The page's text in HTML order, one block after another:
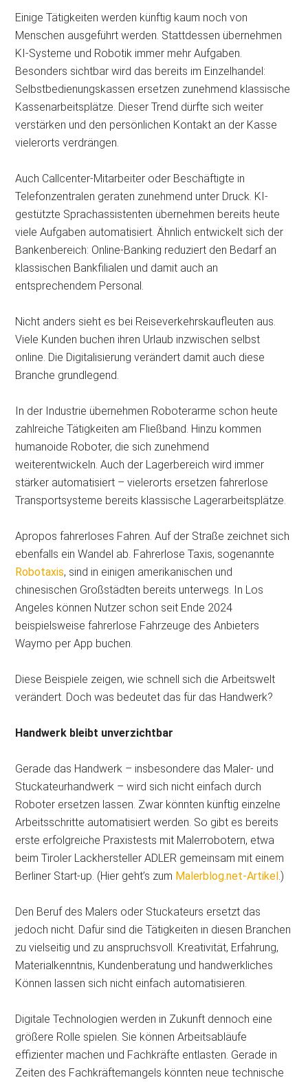
Einige Tätigkeiten werden künftig kaum noch von
Menschen ausgeführt werden. Stattdessen übernehmen
KI-Systeme und Robotik immer mehr Aufgaben.
Besonders sichtbar wird das bereits im Einzelhandel:
Selbstbedienungskassen ersetzen zunehmend klassische
Kassenarbeitsplätze. Dieser Trend dürfte sich weiter
verstärken und den persönlichen Kontakt an der Kasse
vielerorts verdrängen.
Auch Callcenter-Mitarbeiter oder Beschäftigte in
Telefonzentralen geraten zunehmend unter Druck. KI-
gestützte Sprachassistenten übernehmen bereits heute
viele Aufgaben automatisiert. Ähnlich entwickelt sich der
Bankenbereich: Online-Banking reduziert den Bedarf an
klassischen Bankfilialen und damit auch an
entsprechendem Personal.
Nicht anders sieht es bei Reiseverkehrskaufleuten aus.
Viele Kunden buchen ihren Urlaub inzwischen selbst
online. Die Digitalisierung verändert damit auch diese
Branche grundlegend.
In der Industrie übernehmen Roboterarme schon heute
zahlreiche Tätigkeiten am Fließband. Hinzu kommen
humanoide Roboter, die sich zunehmend
weiterentwickeln. Auch der Lagerbereich wird immer
stärker automatisiert – vielerorts ersetzen fahrerlose
Transportsysteme bereits klassische Lagerarbeitsplätze.
Apropos fahrerloses Fahren. Auf der Straße zeichnet sich
ebenfalls ein Wandel ab. Fahrerlose Taxis, sogenannte
Robotaxis, sind in einigen amerikanischen und
chinesischen Großstädten bereits unterwegs. In Los
Angeles können Nutzer schon seit Ende 2024
beispielsweise fahrerlose Fahrzeuge des Anbieters
Waymo per App buchen.
Diese Beispiele zeigen, wie schnell sich die Arbeitswelt
verändert. Doch was bedeutet das für das Handwerk?
Handwerk bleibt unverzichtbar
Gerade das Handwerk – insbesondere das Maler- und
Stuckateurhandwerk – wird sich nicht einfach durch
Roboter ersetzen lassen. Zwar könnten künftig einzelne
Arbeitsschritte automatisiert werden. So gibt es bereits
erste erfolgreiche Praxistests mit Malerrobotern, etwa
beim Tiroler Lackhersteller ADLER gemeinsam mit einem
Berliner Start-up. (Hier geht’s zum Malerblog.net-Artikel .)
Den Beruf des Malers oder Stuckateurs ersetzt das
jedoch nicht. Dafür sind die Tätigkeiten in diesen Branchen
zu vielseitig und zu anspruchsvoll. Kreativität, Erfahrung,
Materialkenntnis, Kundenberatung und handwerkliches
Können lassen sich nicht einfach automatisieren.
Digitale Technologien werden in Zukunft dennoch eine
größere Rolle spielen. Sie können Arbeitsabläufe
effizienter machen und Fachkräfte entlasten. Gerade in
Zeiten des Fachkräftemangels könnten neue technische